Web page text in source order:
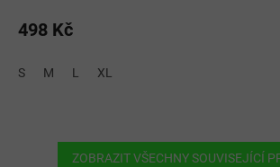
498 Kč
S M L XL
ZOBRAZIT VŠECHNY SOUVISEJÍCÍ